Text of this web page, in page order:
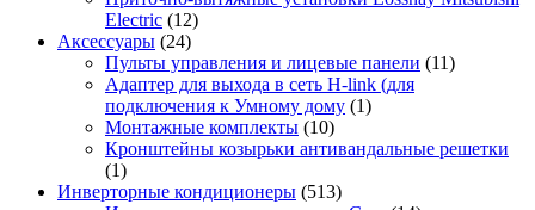
Electric (12)
Аксессуары (24)
Пульты управления и лицевые панели (11)
Адаптер для выхода в сеть H-link (для
подключения к Умному дому (1)
Монтажные комплекты (10)
Кронштейны козырьки антивандальные решетки
(1)
Инверторные кондиционеры (513)